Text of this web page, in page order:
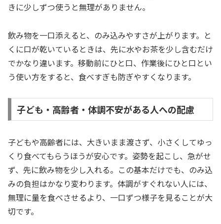
きに少しずつ使うと無理がありません。
飲み物を一口添えると、のみ込みやすさが上がります。と
くに口が乾いているときは、先に水やお茶を少し含むだけ
でかなり違います。移動前にひと口、作業後にひと口とい
う使い方をすると、食べすぎも防ぎやすくなります。
子ども・高齢者・体調不安がある人への配慮
子どもや高齢者には、大きいまま渡さず、小さくしてゆっ
くり食べてもらうほうが安心です。姿勢を起こし、急がせ
ず、先に飲み物を少し入れる。この基本だけでも、のみ込
みの負担はかなり変わります。体調がすぐれない人には、
無理に量を食べさせるより、一口ずつ様子を見ることが大
切です。